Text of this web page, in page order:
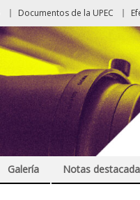
Documentos de la UPEC
Galería Notas